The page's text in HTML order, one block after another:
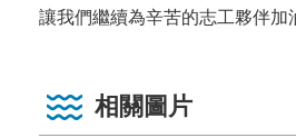
讓我們繼續為辛苦的志工夥伴加
相關圖片